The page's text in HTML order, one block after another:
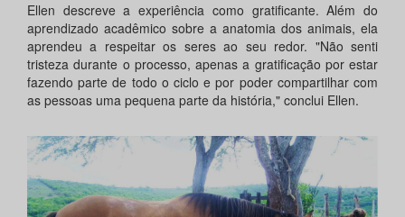
Ellen descreve a experiência como gratificante. Além do
aprendizado acadêmico sobre a anatomia dos animais, ela
aprendeu a respeitar os seres ao seu redor. "Não senti
tristeza durante o processo, apenas a gratificação por estar
fazendo parte de todo o ciclo e por poder compartilhar com
as pessoas uma pequena parte da história," conclui Ellen.